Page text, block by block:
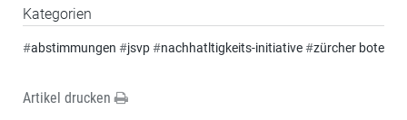
Kategorien
#abstimmungen #jsvp#nachhatltigkeits-initiative#zürcher bote
Artikel drucken